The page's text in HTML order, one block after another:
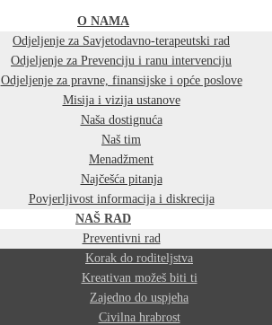
O NAMA
Odjeljenje za Savjetodavno-terapeutski rad
Odjeljenje za Prevenciju i ranu intervenciju
Odjeljenje za pravne, finansijske i opće poslove
Misija i vizija ustanove
Naša dostignuća
Naš tim
Menadžment
Najčešća pitanja
Povjerljivost informacija i diskrecija
NAŠ RAD
Preventivni rad
Korak do roditeljstva
Kreativan možeš biti ti
Zajedno do uspjeha
Civilna hrabrost